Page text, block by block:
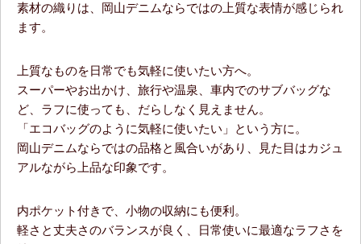
素材の織りは、岡山デニムならではの上質な表情が感じられ
ます。
上質なものを日常でも気軽に使いたい方へ。
スーパーやお出かけ、旅行や温泉、車内でのサブバッグな
ど、ラフに使っても、だらしなく見えません。
「エコバッグのように気軽に使いたい」という方に。
岡山デニムならではの品格と風合いがあり、見た目はカジュ
アルながら上品な印象です。
内ポケット付きで、小物の収納にも便利。
軽さと丈夫さのバランスが良く、日常使いに最適なラフさを